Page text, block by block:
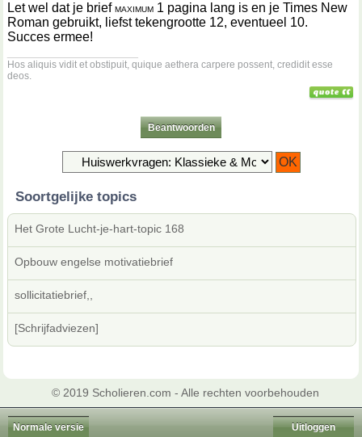
Let wel dat je brief MAXIMUM 1 pagina lang is en je Times New
Roman gebruikt, liefst tekengrootte 12, eventueel 10.
Succes ermee!
Hos aliquis vidit et obstipuit, quique aethera carpere possent, credidit esse
deos.
Beantwoorden
Soortgelijke topics
Het Grote Lucht-je-hart-topic 168
Opbouw engelse motivatiebrief
sollicitatiebrief,,
[Schrijfadviezen]
© 2019 Scholieren.com - Alle rechten voorbehouden
Normale versie Uitloggen